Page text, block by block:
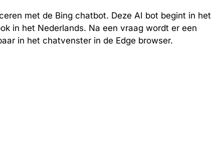
met de Bing chatbot. Deze AI bot begint in het
in het Nederlands. Na een vraag wordt er een
in het chatvenster in de Edge browser.